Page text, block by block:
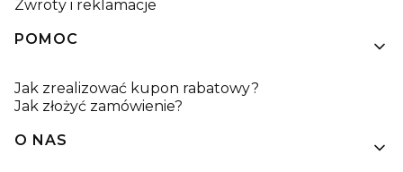
Zwroty i reklamacje
POMOC
Jak zrealizować kupon rabatowy?
Jak złożyć zamówienie?
O NAS